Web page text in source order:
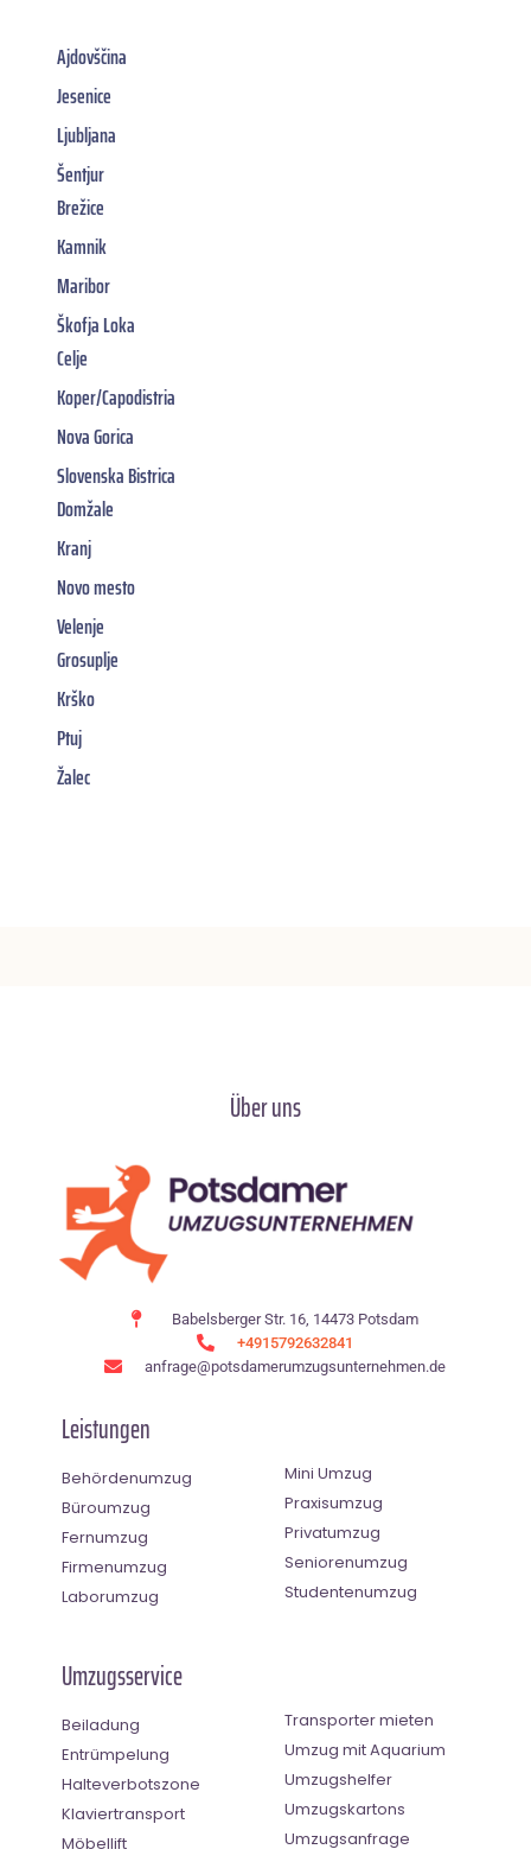
Ajdovščina
Jesenice
Ljubljana
Šentjur
Brežice
Kamnik
Maribor
Škofja Loka
Celje
Koper/Capodistria
Nova Gorica
Slovenska Bistrica
Domžale
Kranj
Novo mesto
Velenje
Grosuplje
Krško
Ptuj
Žalec
Über uns
Babelsberger Str. 16, 14473 Potsdam
+4915792632841
anfrage@potsdamerumzugsunternehmen.de
Leistungen
Behördenumzug
Büroumzug
Fernumzug
Firmenumzug
Laborumzug
Mini Umzug
Praxisumzug
Privatumzug
Seniorenumzug
Studentenumzug
Umzugsservice
Beiladung
Entrümpelung
Halteverbotszone
Klaviertransport
Möbellift
Transporter mieten
Umzug mit Aquarium
Umzugshelfer
Umzugskartons
Umzugsanfrage